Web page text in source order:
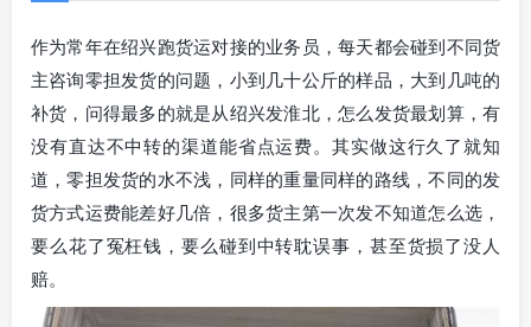
作为常年在绍兴跑货运对接的业务员，每天都会碰到不同货
主咨询零担发货的问题，小到几十公斤的样品，大到几吨的
补货，问得最多的就是从绍兴发淮北，怎么发货最划算，有
没有直达不中转的渠道能省点运费。其实做这行久了就知
道，零担发货的水不浅，同样的重量同样的路线，不同的发
货方式运费能差好几倍，很多货主第一次发不知道怎么选，
要么花了冤枉钱，要么碰到中转耽误事，甚至货损了没人
赔。